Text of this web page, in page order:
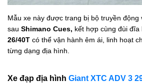
Mẫu xe này được trang bị bộ truyền
sau Shimano Cues, kết hợp cùng đùi đĩa
26/40T có thể vận hành êm ái, linh hoạt
từng dạng địa hình.
Xe đạp địa hình Giant XTC ADV 3